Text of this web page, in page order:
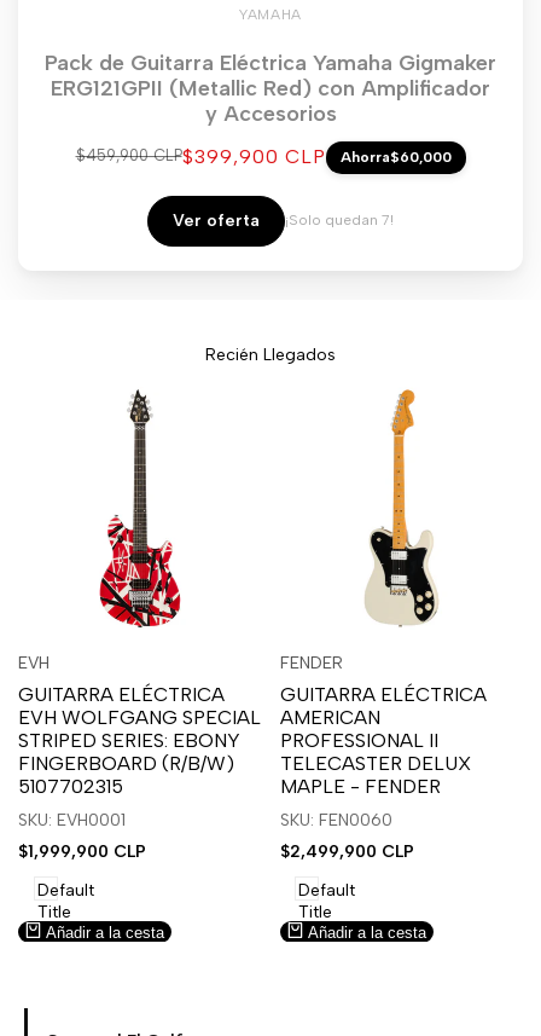
YAMAHA
Pack de Guitarra Eléctrica Yamaha Gigmaker
ERG121GPII (Metallic Red) con Amplificador
y Accesorios
Precio
$459,900 CLPPrecio
venta
$399,900 CLP Ahorra$60,000
Ver oferta ¡Solo quedan 7!
Recién Llegados
sesión
para
usar
la
lista
deseos.
para
usar
Compare
Proveedor:
EVH
GUITARRA ELÉCTRICA
EVH WOLFGANG SPECIAL
STRIPED SERIES: EBONY
FINGERBOARD (R/B/W)
5107702315
SKU: EVH0001
Precio
venta
$1,999,900 CLP
Default
Title
Añadir a la cesta
sesión
para
usar
la
lista
deseos.
sesión
para
usar
Compare
Vista
Proveedor:
FENDER
GUITARRA ELÉCTRICA
AMERICAN
PROFESSIONAL II
TELECASTER DELUX
MAPLE - FENDER
SKU: FEN0060
Precio
venta
$2,499,900 CLP
Default
Title
Añadir a la cesta